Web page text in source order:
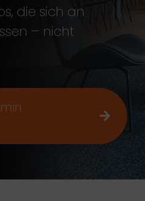
die sich an
– nicht